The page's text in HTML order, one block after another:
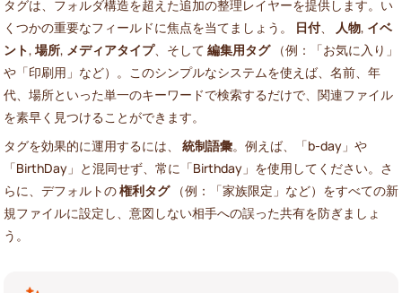
タグは、フォルダ構造を超えた追加の整理レイヤーを提供します。い
くつかの重要なフィールドに焦点を当てましょう。
日付、 人物, イベ
ント, 場所, メディアタイプ、そして 編集用タグ（例：「お気に入り」
や「印刷用」など）。このシンプルなシステムを使えば、名前、年
代、場所といった単一のキーワードで検索するだけで、関連ファイル
を素早く見つけることができます。
タグを効果的に運用するには、 統制語彙。例えば、「b-day」や
「BirthDay」と混同せず、常に「Birthday」を使用してください。さ
らに、デフォルトの権利タグ（例：「家族限定」など）をすべての新
規ファイルに設定し、意図しない相手への誤った共有を防ぎましょ
う。